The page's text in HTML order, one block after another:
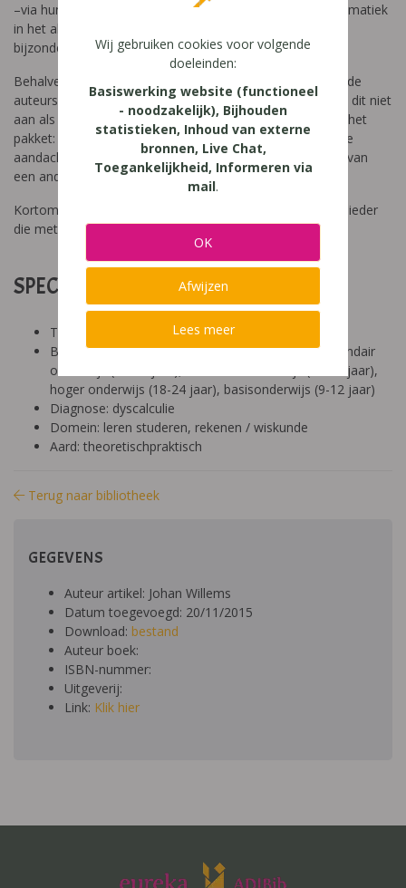
–via hun getuigenis- te proeven van de dyscalculie-problematiek
in het algemeen en het studeren met dyscalculie in het
bijzonder.
Behalve een bloemlezing uit Sticordi-maatregelen geven de
auteurs nergens pasklare recepten. Maar als lezer voel je dit niet
aan als een gemis. Wel integendeel. De grote merite van het
pakket: “Studeren met dyscalculie” zit hem in het onder de
aandacht brengen van een werkelijkheid, het ontsluieren van
een andere ervaringswereld, op onnavolgbare wijze.
Kortom: het pakket beschouw ik als een must-have voor ieder
die met dyscalculie te maken heeft.
SPECIFICATIES:
Tool:
Besproken Leeftijd: basisonderwijs (6-9 jaar), secundair
onderwijs (12-14 jaar), secundair onderwijs (14-18 jaar),
hoger onderwijs (18-24 jaar), basisonderwijs (9-12 jaar)
Diagnose: dyscalculie
Domein: leren studeren, rekenen / wiskunde
Aard: theoretischpraktisch
Terug naar bibliotheek
GEGEVENS
Auteur artikel: Johan Willems
Datum toegevoegd: 20/11/2015
Download: bestand
Auteur boek:
ISBN-nummer:
Uitgeverij:
Link: Klik hier
Wij gebruiken cookies voor volgende
doeleinden:
Basiswerking website (functioneel
- noodzakelijk), Bijhouden
statistieken, Inhoud van externe
bronnen, Live Chat,
Toegankelijkheid, Informeren via
mail.
OK
Afwijzen
Lees meer